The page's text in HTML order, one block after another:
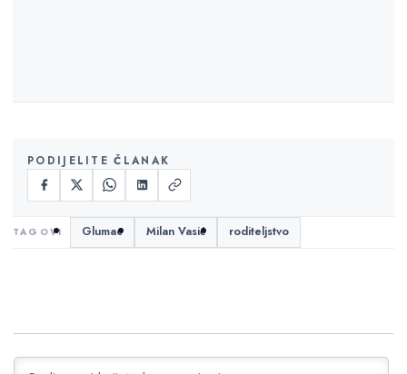
PODIJELITE ČLANAK
Glumac Milan Vasić roditeljstvo